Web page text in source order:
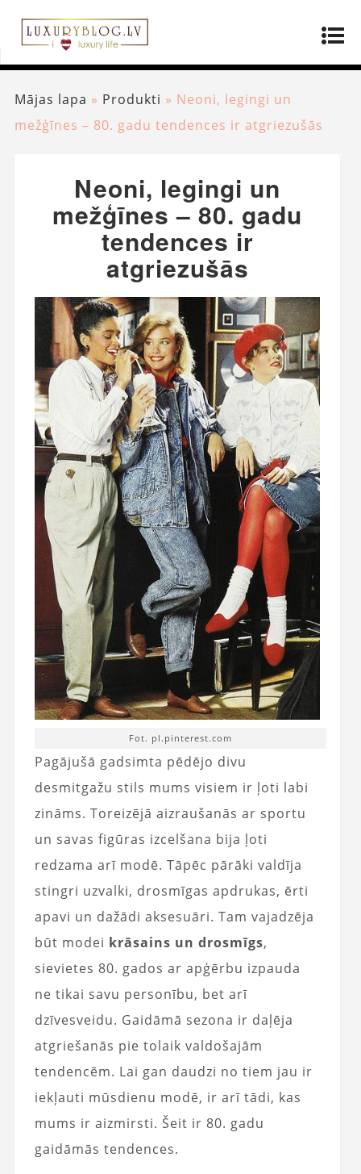
Mājas lapa » Produkti » Neoni, legingi un
mežģīnes – 80. gadu tendences ir atgriezušās
Neoni, legingi un
mežģīnes – 80. gadu
tendences ir
atgriezušās
Fot. pl.pinterest.com
Pagājušā gadsimta pēdējo divu
desmitgažu stils mums visiem ir ļoti labi
zināms. Toreizējā aizraušanās ar sportu
un savas figūras izcelšana bija ļoti
redzama arī modē. Tāpēc pārāki valdīja
stingri uzvalki, drosmīgas apdrukas, ērti
apavi un dažādi aksesuāri. Tam vajadzēja
būt modei krāsains un drosmīgs,
sievietes 80. gados ar apģērbu izpauda
ne tikai savu personību, bet arī
dzīvesveidu. Gaidāmā sezona ir daļēja
atgriešanās pie tolaik valdošajām
tendencēm. Lai gan daudzi no tiem jau ir
iekļauti mūsdienu modē, ir arī tādi, kas
mums ir aizmirsti. Šeit ir 80. gadu
gaidāmās tendences.